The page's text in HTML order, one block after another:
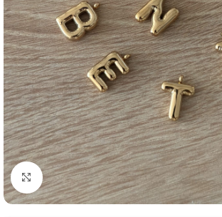
Click to enlarge